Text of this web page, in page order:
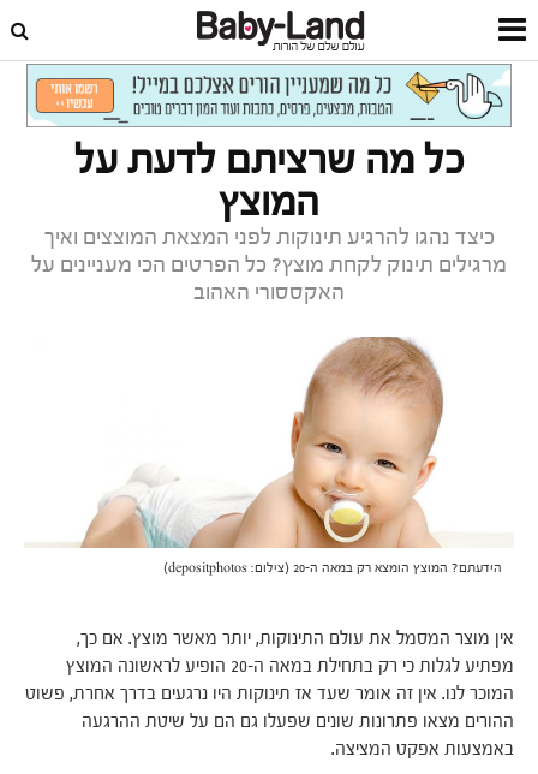
טיפול בתינוק
כל מה שרציתם לדעת על
המוצץ
כיצד נהגו להרגיע תינוקות לפני המצאת המוצצים ואיך
מרגילים תינוק לקחת מוצץ? כל הפרטים הכי מעניינים על
האקססורי האהוב
הידעתם? המוצץ הומצא רק במאה ה-20 (צילום: depositphotos)
אין מוצר המסמל את עולם התינוקות, יותר מאשר מוצץ. אם כך,
מפתיע לגלות כי רק בתחילת במאה ה-20 הופיע לראשונה המוצץ
המוכר לנו. אין זה אומר שעד אז תינוקות היו נרגעים בדרך אחרת, פשוט
ההורים מצאו פתרונות שונים שפעלו גם הם על שיטת ההרגעה
באמצעות אפקט המציצה.